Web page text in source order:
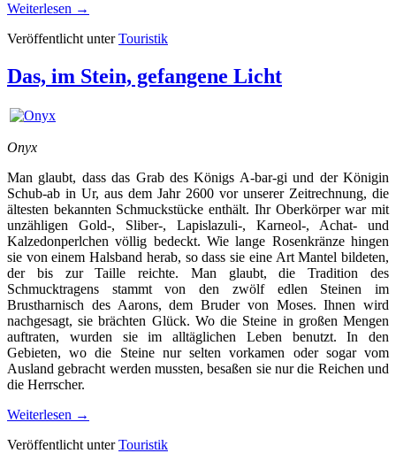
Weiterlesen →
Veröffentlicht unter Touristik
Das, im Stein, gefangene Licht
Onyx
Man glaubt, dass das Grab des Königs A-bar-gi und der Königin
Schub-ab in Ur, aus dem Jahr 2600 vor unserer Zeitrechnung, die
ältesten bekannten Schmuckstücke enthält. Ihr Oberkörper war mit
unzähligen Gold-, Sliber-, Lapislazuli-, Karneol-, Achat- und
Kalzedonperlchen völlig bedeckt. Wie lange Rosenkränze hingen
sie von einem Halsband herab, so dass sie eine Art Mantel bildeten,
der bis zur Taille reichte. Man glaubt, die Tradition des
Schmucktragens stammt von den zwölf edlen Steinen im
Brustharnisch des Aarons, dem Bruder von Moses. Ihnen wird
nachgesagt, sie brächten Glück. Wo die Steine in großen Mengen
auftraten, wurden sie im alltäglichen Leben benutzt. In den
Gebieten, wo die Steine nur selten vorkamen oder sogar vom
Ausland gebracht werden mussten, besaßen sie nur die Reichen und
die Herrscher.
Weiterlesen →
Veröffentlicht unter Touristik